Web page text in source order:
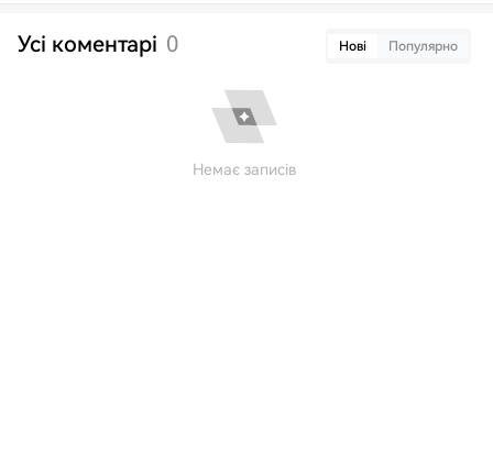
Усі коментарі 0 Нові Популярно
Немає записів